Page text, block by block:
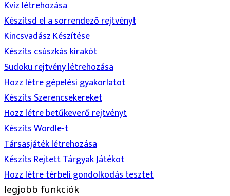
Kvíz létrehozása
Készítsd el a sorrendező rejtvényt
Kincsvadász Készítése
Készíts csúszkás kirakót
Sudoku rejtvény létrehozása
Hozz létre gépelési gyakorlatot
Készíts Szerencsekereket
Hozz létre betűkeverő rejtvényt
Készíts Wordle-t
Társasjáték létrehozása
Készíts Rejtett Tárgyak Játékot
Hozz létre térbeli gondolkodás tesztet
legjobb funkciók